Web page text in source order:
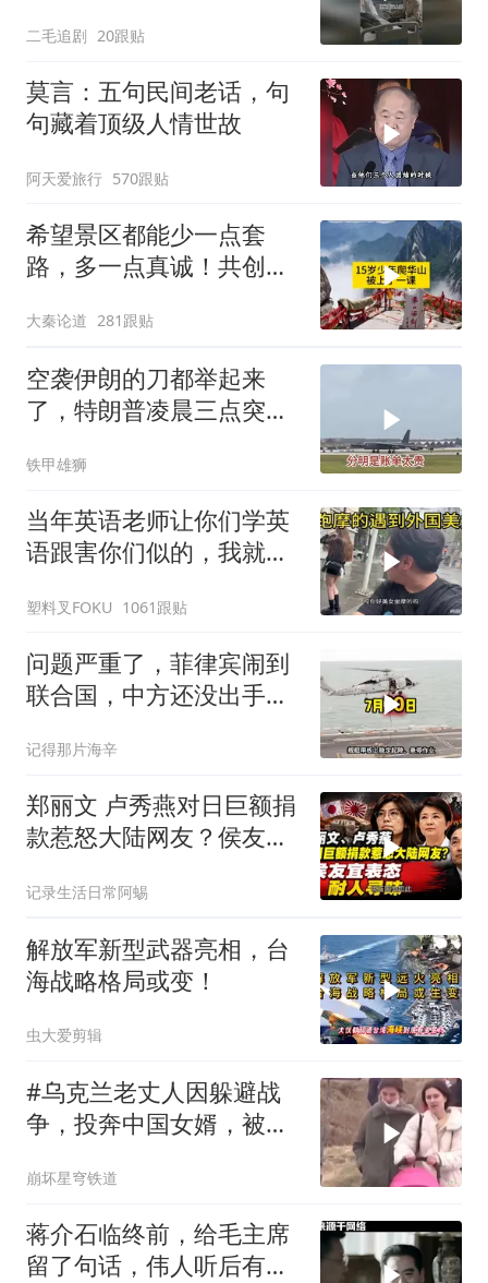
二毛追剧 20跟贴
莫言：五句民间老话，句
句藏着顶级人情世故
阿天爱旅行 570跟贴
希望景区都能少一点套
路，多一点真诚！共创良
大秦论道 281跟贴
空袭伊朗的刀都举起来
了，特朗普凌晨三点突然
铁甲雄狮
当年英语老师让你们学英
语跟害你们似的，我就是
塑料叉FOKU 1061跟贴
问题严重了，菲律宾闹到
联合国，中方还没出手，
记得那片海辛
郑丽文 卢秀燕对日巨额捐
款惹怒大陆网友？侯友宜
记录生活日常阿蜴
解放军新型武器亮相，台
海战略格局或变！
虫大爱剪辑
#乌克兰老丈人因躲避战
争，投奔中国女婿，被眼
崩坏星穹铁道
蒋介石临终前，给毛主席
留了句话，伟人听后有什